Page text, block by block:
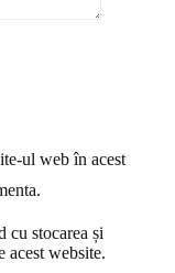
ul web în acest
cu stocarea și
acest website.